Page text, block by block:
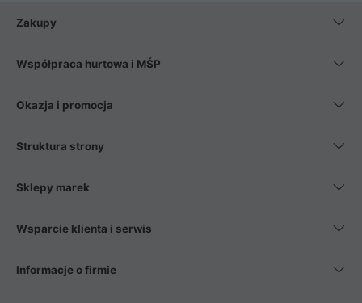
Zakupy
Współpraca hurtowa i MŚP
Okazja i promocja
Struktura strony
Sklepy marek
Wsparcie klienta i serwis
Informacje o firmie